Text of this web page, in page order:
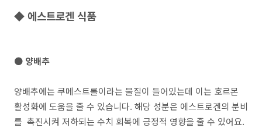
◆ 에스트로겐 식품
● 양배추
양배추에는 쿠메스트롤이라는 물질이 들어있는데 이는 호르몬
활성화에 도움을 줄 수 있습니다. 해당 성분은 에스트로겐의 분비
를 촉진시켜 저하되는 수치 회복에 긍정적 영향을 줄 수 있어요.